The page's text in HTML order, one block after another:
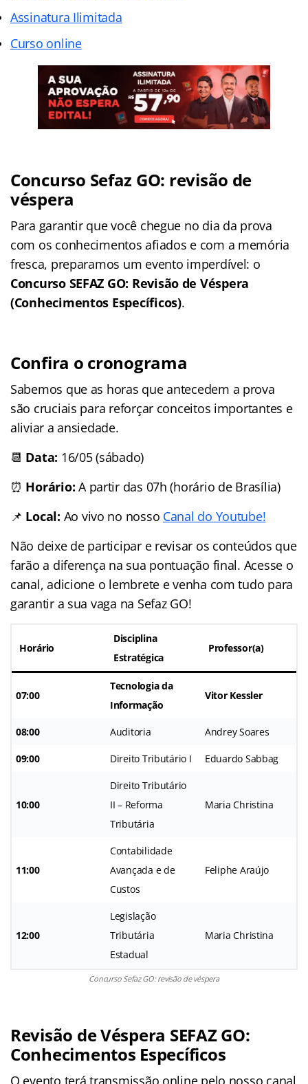
Assinatura Ilimitada
Curso online
Concurso Sefaz GO: revisão de
véspera
Para garantir que você chegue no dia da prova
com os conhecimentos afiados e com a memória
fresca, preparamos um evento imperdível: o
Concurso SEFAZ GO: Revisão de Véspera
(Conhecimentos Específicos).
Confira o cronograma
Sabemos que as horas que antecedem a prova
são cruciais para reforçar conceitos importantes e
aliviar a ansiedade.
📆 Data: 16/05 (sábado)
⏰ Horário: A partir das 07h (horário de Brasília)
📌 Local: Ao vivo no nosso Canal do Youtube!
Não deixe de participar e revisar os conteúdos que
farão a diferença na sua pontuação final. Acesse o
canal, adicione o lembrete e venha com tudo para
garantir a sua vaga na Sefaz GO!
Horário
Disciplina
Estratégica
Professor(a)
07:00
Tecnologia da
Informação
Vitor Kessler
08:00 Auditoria Andrey Soares
09:00 Direito Tributário I Eduardo Sabbag
10:00
Direito Tributário
II – Reforma
Tributária
Maria Christina
11:00
Contabilidade
Avançada e de
Custos
Feliphe Araújo
12:00
Legislação
Tributária
Estadual
Maria Christina
Concurso Sefaz GO: revisão de véspera
Revisão de Véspera SEFAZ GO:
Conhecimentos Específicos
O evento terá transmissão online pelo nosso canal